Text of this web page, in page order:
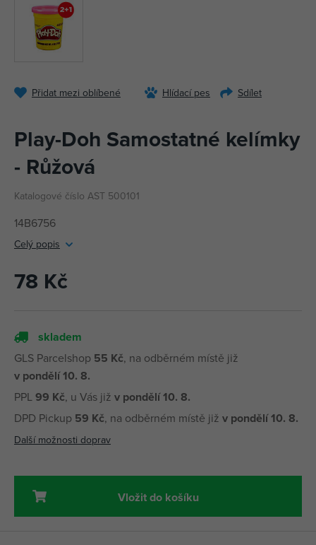
Přidat mezi oblíbené Hlídací pes Sdílet
Play-Doh Samostatné kelímky
- Růžová
Katalogové číslo AST 500101
14B6756
Celý popis
78 Kč
skladem
GLS Parcelshop 55 Kč, na odběrném místě již
v pondělí 10. 8.
PPL99 Kč, u Vás již v pondělí 10. 8.
DPD Pickup 59 Kč, na odběrném místě již v pondělí 10. 8.
Další možnosti doprav
Vložit do košíku